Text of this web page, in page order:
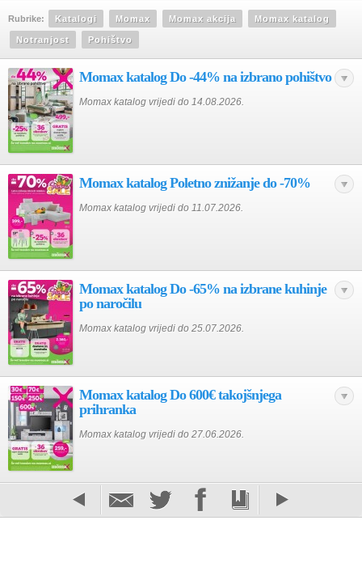
Rubrike: Katalogi Momax Momax akcija Momax katalog
Notranjost Pohištvo
Momax katalog Do -44% na izbrano pohištvo
Momax katalog vrijedi do 14.08.2026.
Momax katalog Poletno znižanje do -70%
Momax katalog vrijedi do 11.07.2026.
Momax katalog Do -65% na izbrane kuhinje
po naročilu
Momax katalog vrijedi do 25.07.2026.
Momax katalog Do 600€ takojšnjega
prihranka
Momax katalog vrijedi do 27.06.2026.